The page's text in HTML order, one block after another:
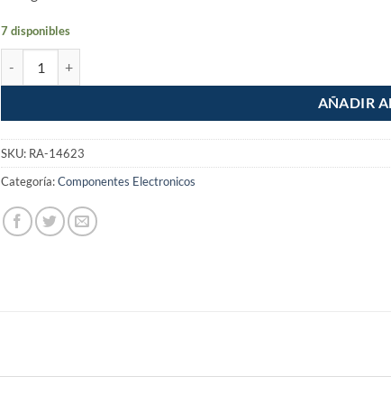
7 disponibles
AÑADIR
SKU: RA-14623
Categoría:Componentes Electronicos